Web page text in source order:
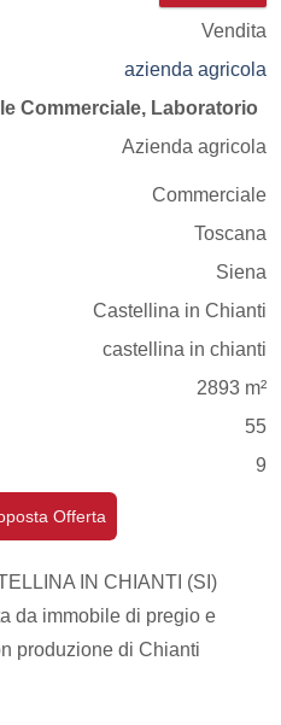
Vendita
azienda agricola
Commerciale, Laboratorio
Azienda agricola
Commerciale
Toscana
Siena
Castellina in Chianti
castellina in chianti
2893 m²
55
9
Offerta
IN CHIANTI (SI)
da immobile di pregio e
produzione di Chianti